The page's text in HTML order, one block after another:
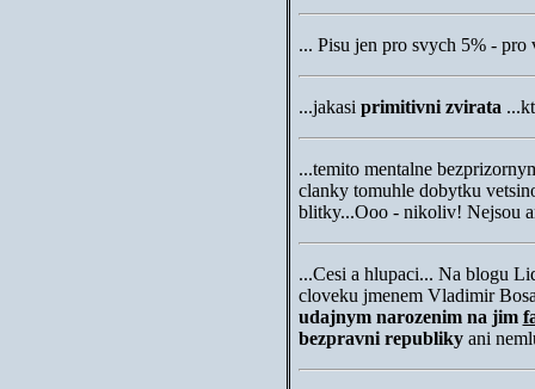
... Pisu jen pro svych 5% - pro
...jakasi primitivni zvirata
...temito mentalne
clanky tomuhle dobytku
blitky...Ooo - nikoliv! Nejsou
...Cesi a hlupaci... Na blogu
cloveku jmenem Vladimir
udajnym narozenim na jim
bezpravni republikyani